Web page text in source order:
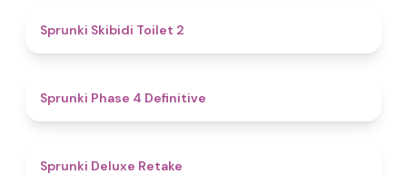
Sprunki Skibidi Toilet 2
Sprunki Phase 4 Definitive
Sprunki Deluxe Retake